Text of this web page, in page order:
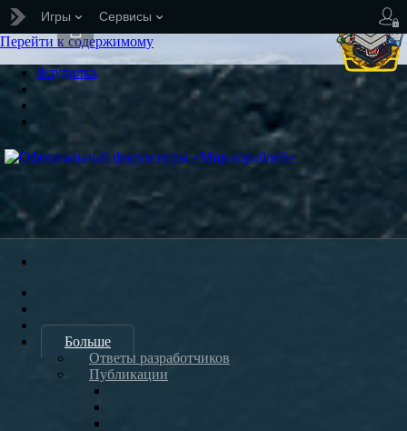
Игры Сервисы
Перейти к содержимому
Флудилка
Больше
Ответы разработчиков
Публикации